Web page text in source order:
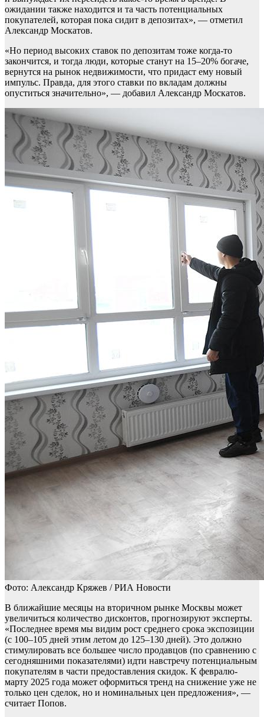
ожидании также находится и та часть потенциальных
покупателей, которая пока сидит в депозитах», — отметил
Александр Москатов.
«Но период высоких ставок по депозитам тоже когда-то
закончится, и тогда люди, которые станут на 15–20% богаче,
вернутся на рынок недвижимости, что придаст ему новый
импульс. Правда, для этого ставки по вкладам должны
опуститься значительно», — добавил Александр Москатов.
Фото: Александр Кряжев / РИА Новости
В ближайшие месяцы на вторичном рынке Москвы может
увеличиться количество дисконтов, прогнозируют эксперты.
«Последнее время мы видим рост среднего срока экспозиции
(c 100–105 дней этим летом до 125–130 дней). Это должно
стимулировать все большее число продавцов (по сравнению с
сегодняшними показателями) идти навстречу потенциальным
покупателям в части предоставления скидок. К февралю-
марту 2025 года может оформиться тренд на снижение уже не
только цен сделок, но и номинальных цен предложения», —
считает Попов.